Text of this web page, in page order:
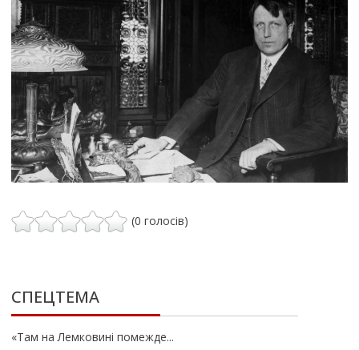
(0 голосів)
СПЕЦТЕМА
«Там на Лемковині помежде...